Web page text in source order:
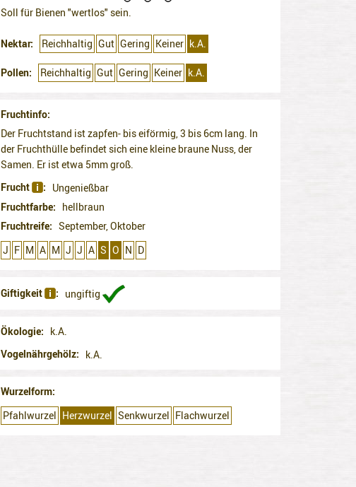
Soll für Bienen "wertlos" sein.
Nektar Reichhaltig Gut Gering Keiner k.A.
Pollen Reichhaltig Gut Gering Keiner k.A.
Fruchtinfo
Der Fruchtstand ist zapfen- bis eiförmig, 3 bis 6cm lang. In
der Fruchthülle befindet sich eine kleine braune Nuss, der
Samen. Er ist etwa 5mm groß.
Frucht
Ungenießbar
Fruchtfarbe
hellbraun
Fruchtreife
September, Oktober
J F M A M J J A S O N D
Giftigkeit ungiftig
Ökologie
k.A.
Vogelnährgehölz
k.A.
Wurzelform
Pfahlwurzel Herzwurzel Senkwurzel Flachwurzel